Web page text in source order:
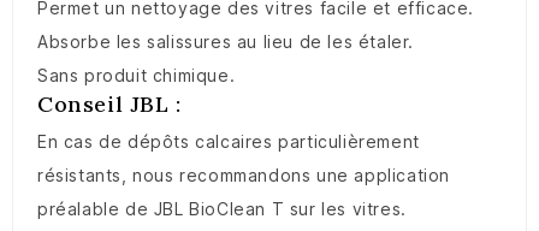
Permet un nettoyage des vitres facile et efficace.
Absorbe les salissures au lieu de les étaler.
Sans produit chimique.
Conseil JBL :
En cas de dépôts calcaires particulièrement
résistants, nous recommandons une application
préalable de JBL BioClean T sur les vitres.